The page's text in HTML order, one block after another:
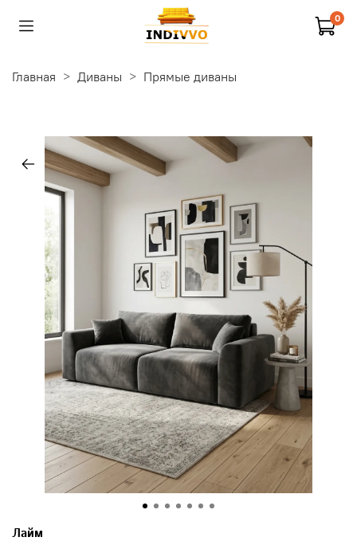
0
Главная Диваны Прямые диваны
Лайм